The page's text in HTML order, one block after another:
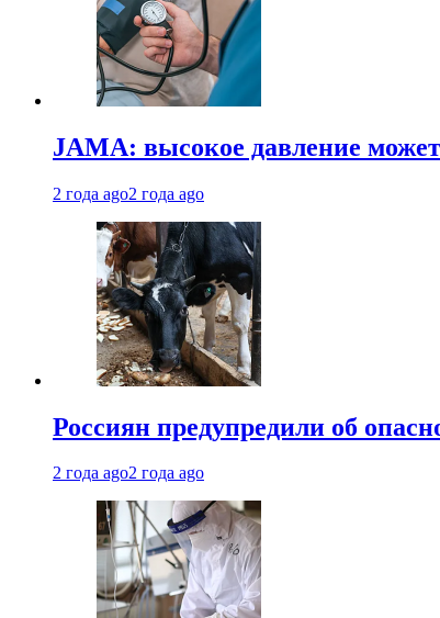
JAMA: высокое давление
2 года ago2 года ago
Россиян предупредили об
2 года ago2 года ago